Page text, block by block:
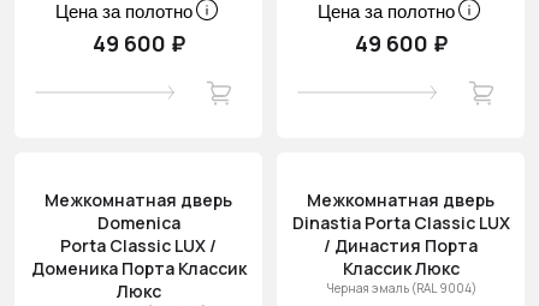
Цена за полотно
49 600 ₽
Цена за полотно
49 600 ₽
Межкомнатная дверь
Domenica
Porta Classic LUX /
Доменика Порта Классик
Люкс
Межкомнатная дверь
Dinastia Porta Classic LUX
/ Династия Порта
Классик Люкс
Черная эмаль (RAL 9004)